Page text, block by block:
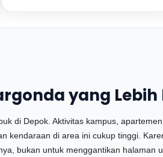
yang
di Depok. Aktivitas kampus,
kendaraan di area ini cukup tinggi.
bukan untuk menggantikan halaman